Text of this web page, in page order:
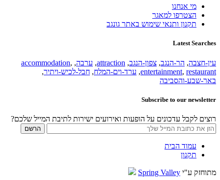
מי אנחנו
הצטרפו למאגר
תקנון ותנאי שימוש באתר גונגב
Latest Searches
עין-חצבה, הר-הנגב, צפון-הנגב,
attraction
, ערבה,
accommodation,
entertainment, restaurant
, ערד-וים-המלח, חבל-לכיש-ויתיר,
באר-שבע-והסביבה
Subscribe to our newsletter
רוצים לקבל עדכונים על הופעות ואירועים ישירות לתיבת המייל שלכם?
עמוד הבית
תקנון
מתוחזק ע"י Spring Valley